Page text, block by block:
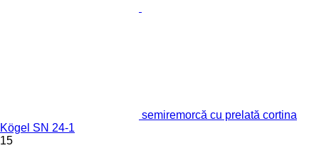
semiremorcă cu prelată cortina
Kögel SN 24-1
15